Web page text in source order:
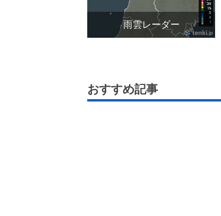
雨雲レーダー
おすすめ記事